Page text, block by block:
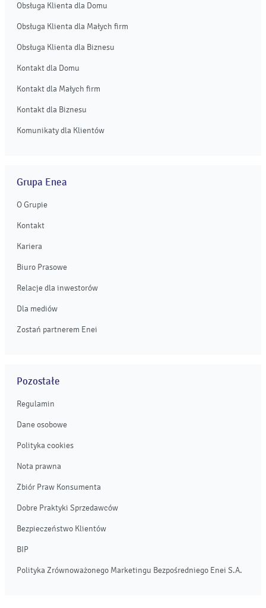
Obsługa Klienta dla Domu
Obsługa Klienta dla Małych firm
Obsługa Klienta dla Biznesu
Kontakt dla Domu
Kontakt dla Małych firm
Kontakt dla Biznesu
Komunikaty dla Klientów
Grupa Enea
O Grupie
Kontakt
Kariera
Biuro Prasowe
Relacje dla inwestorów
Dla mediów
Zostań partnerem Enei
Pozostałe
Regulamin
Dane osobowe
Polityka cookies
Nota prawna
Zbiór Praw Konsumenta
Dobre Praktyki Sprzedawców
Bezpieczeństwo Klientów
BIP
Polityka Zrównoważonego Marketingu Bezpośredniego Enei S.A.